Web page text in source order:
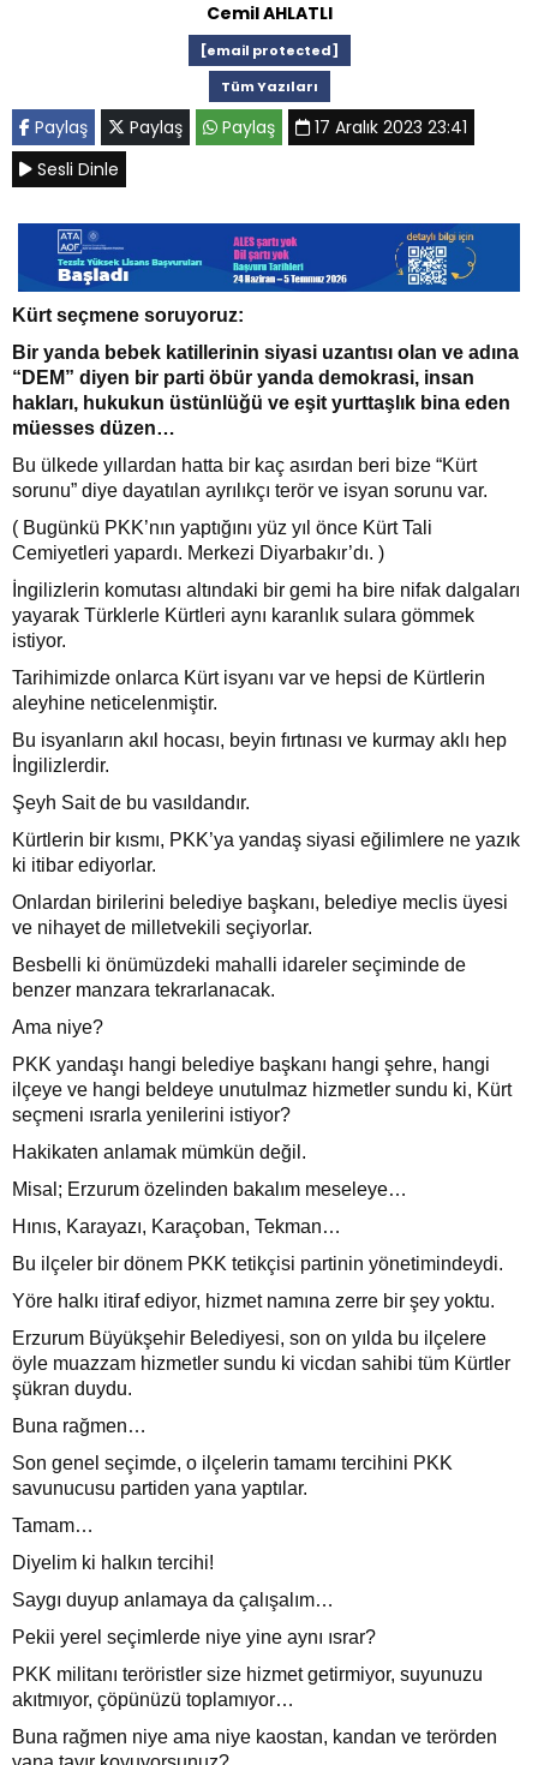
Cemil AHLATLI
[email protected]
Tüm Yazıları
Paylaş Paylaş Paylaş
17 Aralık 2023 23:41
Sesli Dinle
Kürt seçmene soruyoruz:
Bir yanda bebek katillerinin siyasi uzantısı olan ve adına
“DEM” diyen bir parti öbür yanda demokrasi, insan
hakları, hukukun üstünlüğü ve eşit yurttaşlık bina eden
müesses düzen…
Bu ülkede yıllardan hatta bir kaç asırdan beri bize “Kürt
sorunu” diye dayatılan ayrılıkçı terör ve isyan sorunu var.
( Bugünkü PKK’nın yaptığını yüz yıl önce Kürt Tali
Cemiyetleri yapardı. Merkezi Diyarbakır’dı. )
İngilizlerin komutası altındaki bir gemi ha bire nifak dalgaları
yayarak Türklerle Kürtleri aynı karanlık sulara gömmek
istiyor.
Tarihimizde onlarca Kürt isyanı var ve hepsi de Kürtlerin
aleyhine neticelenmiştir.
Bu isyanların akıl hocası, beyin fırtınası ve kurmay aklı hep
İngilizlerdir.
Şeyh Sait de bu vasıldandır.
Kürtlerin bir kısmı, PKK’ya yandaş siyasi eğilimlere ne yazık
ki itibar ediyorlar.
Onlardan birilerini belediye başkanı, belediye meclis üyesi
ve nihayet de milletvekili seçiyorlar.
Besbelli ki önümüzdeki mahalli idareler seçiminde de
benzer manzara tekrarlanacak.
Ama niye?
PKK yandaşı hangi belediye başkanı hangi şehre, hangi
ilçeye ve hangi beldeye unutulmaz hizmetler sundu ki, Kürt
seçmeni ısrarla yenilerini istiyor?
Hakikaten anlamak mümkün değil.
Misal; Erzurum özelinden bakalım meseleye…
Hınıs, Karayazı, Karaçoban, Tekman…
Bu ilçeler bir dönem PKK tetikçisi partinin yönetimindeydi.
Yöre halkı itiraf ediyor, hizmet namına zerre bir şey yoktu.
Erzurum Büyükşehir Belediyesi, son on yılda bu ilçelere
öyle muazzam hizmetler sundu ki vicdan sahibi tüm Kürtler
şükran duydu.
Buna rağmen…
Son genel seçimde, o ilçelerin tamamı tercihini PKK
savunucusu partiden yana yaptılar.
Tamam…
Diyelim ki halkın tercihi!
Saygı duyup anlamaya da çalışalım…
Pekii yerel seçimlerde niye yine aynı ısrar?
PKK militanı teröristler size hizmet getirmiyor, suyunuzu
akıtmıyor, çöpünüzü toplamıyor…
Buna rağmen niye ama niye kaostan, kandan ve terörden